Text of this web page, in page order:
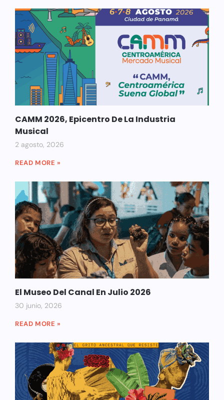
CAMM 2026, Epicentro De La Industria
Musical
2 agosto, 2026
READ MORE »
El Museo Del Canal En Julio 2026
30 junio, 2026
READ MORE »